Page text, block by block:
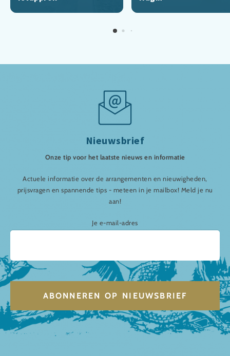
Nieuwsbrief
Onze tip voor het laatste nieuws en informatie
Actuele informatie over de arrangementen en nieuwigheden,
prijsvragen en spannende tips - meteen in je mailbox! Meld je nu
aan!
Je e-mail-adres